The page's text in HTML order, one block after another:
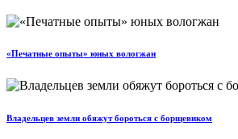
«Печатные опыты» юных вологжан
Владельцев земли обяжут бороться с борщевиком